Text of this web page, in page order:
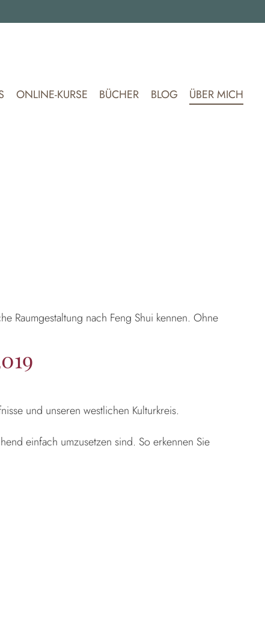
ONLINE-KURSE BÜCHER BLOG ÜBER MICH
Raumgestaltung nach Feng Shui kennen. Ohne
und unseren westlichen Kulturkreis.
einfach umzusetzen sind. So erkennen Sie